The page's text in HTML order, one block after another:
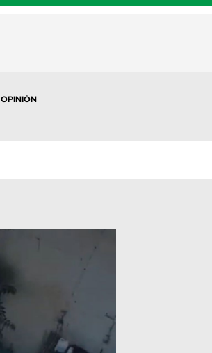
OPINIÓN